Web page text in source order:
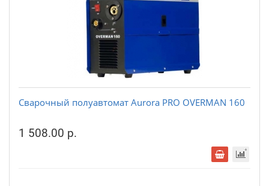
Сварочный полуавтомат Aurora PRO OVERMAN 160
1 508.00 р.